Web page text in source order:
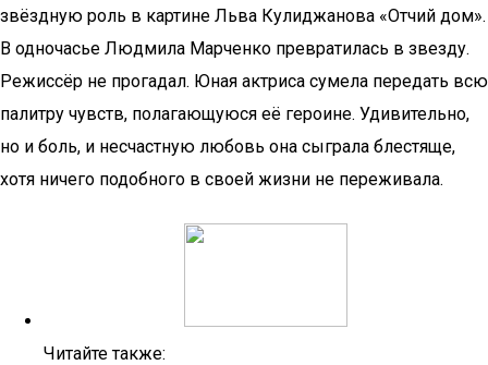
звёздную роль в картине Льва Кулиджанова «Отчий дом».
В одночасье Людмила Марченко превратилась в звезду.
Режиссёр не прогадал. Юная актриса сумела передать всю
палитру чувств, полагающуюся её героине. Удивительно,
но и боль, и несчастную любовь она сыграла блестяще,
хотя ничего подобного в своей жизни не переживала.
Читайте также: